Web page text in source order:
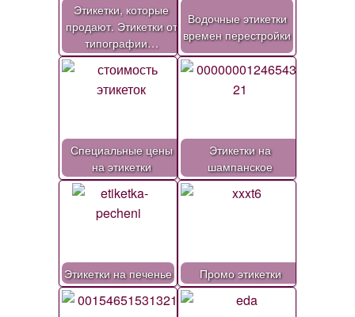
Этикетки, которые
продают. Этикетки от
типографии…
Водочные этикетки
времен перестройки
Специальные цены
на этикетки
Этикетки на
шампанское
Этикетки на печенье Промо этикетки